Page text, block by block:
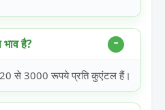
है?
से 3000 रूपये प्रति कुएंटल हैं।